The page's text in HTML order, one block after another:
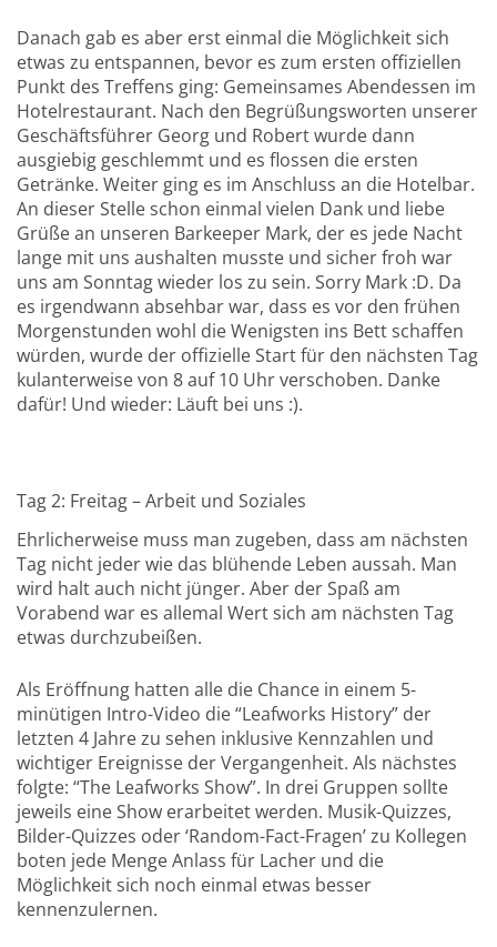
Danach gab es aber erst einmal die Möglichkeit sich
etwas zu entspannen, bevor es zum ersten offiziellen
Punkt des Treffens ging: Gemeinsames Abendessen im
Hotelrestaurant. Nach den Begrüßungsworten unserer
Geschäftsführer Georg und Robert wurde dann
ausgiebig geschlemmt und es flossen die ersten
Getränke. Weiter ging es im Anschluss an die Hotelbar.
An dieser Stelle schon einmal vielen Dank und liebe
Grüße an unseren Barkeeper Mark, der es jede Nacht
lange mit uns aushalten musste und sicher froh war
uns am Sonntag wieder los zu sein. Sorry Mark :D. Da
es irgendwann absehbar war, dass es vor den frühen
Morgenstunden wohl die Wenigsten ins Bett schaffen
würden, wurde der offizielle Start für den nächsten Tag
kulanterweise von 8 auf 10 Uhr verschoben. Danke
dafür! Und wieder: Läuft bei uns :).
Leafworks Teamevent Ankunft im Hotel
Leafworks Teamevent Hotel
Leafworks Teamevent Georg und Remo
Leafworks Teamevent Malte bei der Arbeit
Leafworks Teamevent Roman und Kiril
Leafworks Teamevent Bar
Tag 2: Freitag – Arbeit und Soziales
Ehrlicherweise muss man zugeben, dass am nächsten
Tag nicht jeder wie das blühende Leben aussah. Man
wird halt auch nicht jünger. Aber der Spaß am
Vorabend war es allemal Wert sich am nächsten Tag
etwas durchzubeißen.
Als Eröffnung hatten alle die Chance in einem 5-
minütigen Intro-Video die “Leafworks History” der
letzten 4 Jahre zu sehen inklusive Kennzahlen und
wichtiger Ereignisse der Vergangenheit. Als nächstes
folgte: “The Leafworks Show”. In drei Gruppen sollte
jeweils eine Show erarbeitet werden. Musik-Quizzes,
Bilder-Quizzes oder ‘Random-Fact-Fragen’ zu Kollegen
boten jede Menge Anlass für Lacher und die
Möglichkeit sich noch einmal etwas besser
kennenzulernen.